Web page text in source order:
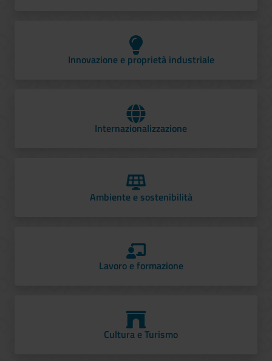
Innovazione e proprietà industriale
Internazionalizzazione
Ambiente e sostenibilità
Lavoro e formazione
Cultura e Turismo